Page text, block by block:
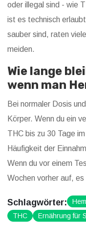
oder illegal sind - wie
ist es technisch
sauber sind, raten
meiden.
Wie lange
wenn man
Bei normaler Dosis
Körper. Wenn du ein
THC bis zu 30 Tage
Häufigkeit der
Wenn du vor einem
Wochen vorher auf, es
Schlagwörter:
THC
Ernährung für